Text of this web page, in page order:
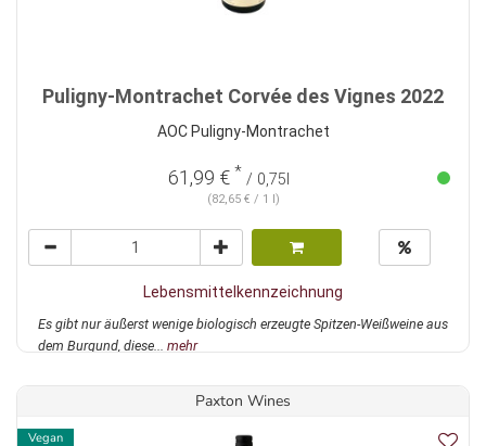
Puligny-Montrachet Corvée des Vignes 2022
AOC Puligny-Montrachet
61,99 € * / 0,75l
(82,65 € / 1 l)
Lebensmittelkennzeichnung
Es gibt nur äußerst wenige biologisch erzeugte Spitzen-Weißweine aus
dem Burgund, diese... mehr
Paxton Wines
Vegan